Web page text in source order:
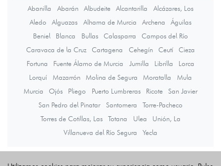
Abanilla Abarán Albudeite Alcantarilla
Alcázares, Los
Aledo
Alguazas Alhama de Murcia Archena
Águilas
Beniel
Blanca Bullas Calasparra
Campos del Río
Caravaca de la Cruz
Cartagena Cehegín Ceutí
Cieza
Fortuna
Fuente Álamo de Murcia Jumilla Librilla
Lorca
Lorquí
Mazarrón Molina de Segura Moratalla
Mula
Murcia
Ojós Pliego Puerto Lumbreras Ricote
San Javier
San Pedro del Pinatar
Santomera
Torre-Pacheco
Torres de Cotillas, Las
Totana Ulea
Unión, La
Villanueva del Río Segura
Yecla